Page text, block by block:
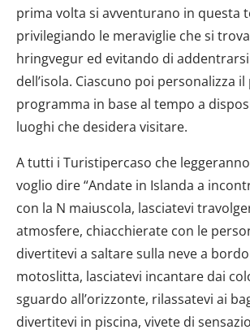
prima volta si avventurano in questa
privilegiando le meraviglie che si
hringvegur ed evitando di
dell’isola. Ciascuno poi personalizza
programma in base al tempo a
luoghi che desidera visitare.
A tutti i Turistipercaso che
voglio dire “Andate in Islanda a
con la N maiuscola, lasciatevi
atmosfere, chiacchierate con le
divertitevi a saltare sulla neve a
motoslitta, lasciatevi incantare dai
sguardo all’orizzonte, rilassatevi ai
divertitevi in piscina, vivete di